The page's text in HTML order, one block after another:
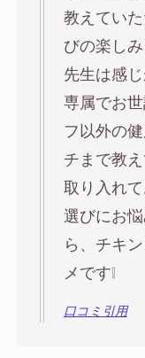
教えてい
びの楽し
先生は感
専属でお
フ以外の
チまで教
取り入れ
選びにお
ら、チキ
メです❕️
口コミ引用